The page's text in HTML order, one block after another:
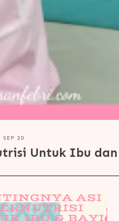
SEP 20
Untuk Ibu